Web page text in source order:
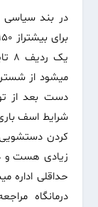
در بند
میشود از
دست بعد از
شرایط اسف
کردن دستشویی
زیادی هست و
حداقلی اداره
درمانگاه